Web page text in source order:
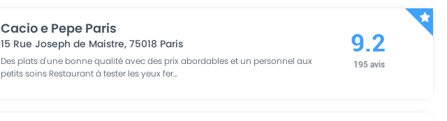
Cacio e Pepe Paris
15 Rue Joseph de Maistre,75018 Paris
Des plats d'une bonne qualité avec des prix abordables et un personnel aux
petits soins Restaurant à tester les yeux fer...
9.2
195 avis